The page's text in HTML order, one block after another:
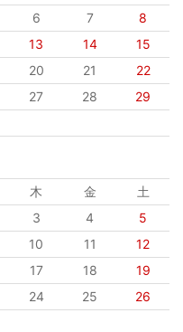
6 7
8
13 14
15
20 21
22
27 28
29
木 金
土
3 4
5
10 11
12
17 18
19
24 25
26